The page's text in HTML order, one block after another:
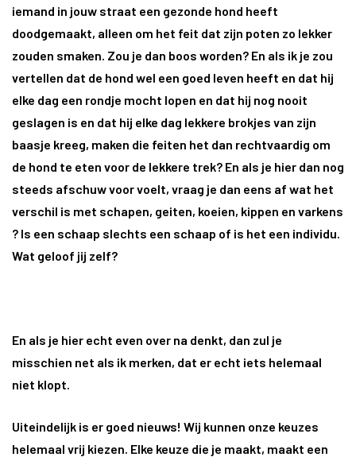
iemand in jouw straat een gezonde hond heeft
doodgemaakt, alleen om het feit dat zijn poten zo lekker
zouden smaken. Zou je dan boos worden? En als ik je zou
vertellen dat de hond wel een goed leven heeft en dat hij
elke dag een rondje mocht lopen en dat hij nog nooit
geslagen is en dat hij elke dag lekkere brokjes van zijn
baasje kreeg, maken die feiten het dan rechtvaardig om
de hond te eten voor de lekkere trek? En als je hier dan nog
steeds afschuw voor voelt, vraag je dan eens af wat het
verschil is met schapen, geiten, koeien, kippen en varkens
? Is een schaap slechts een schaap of is het een individu.
Wat geloof jij zelf?
En als je hier echt even over na denkt, dan zul je
misschien net als ik merken, dat er echt iets helemaal
niet klopt.
Uiteindelijk is er goed nieuws! Wij kunnen onze keuzes
helemaal vrij kiezen. Elke keuze die je maakt, maakt een